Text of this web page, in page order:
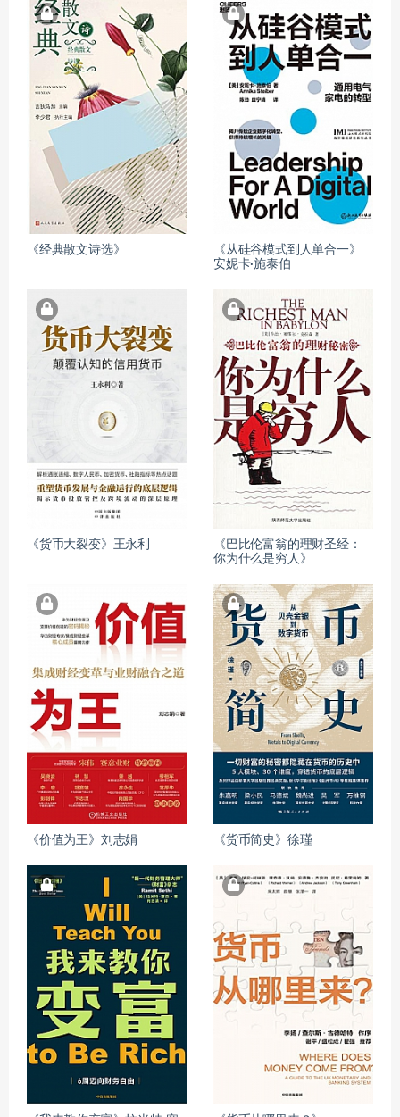
《经典散文诗选》
《从硅谷模式到人单合一》
安妮卡·施泰伯
《货币大裂变》王永利
《巴比伦富翁的理财圣经：
你为什么是穷人》
《价值为王》刘志娟 《货币简史》徐瑾